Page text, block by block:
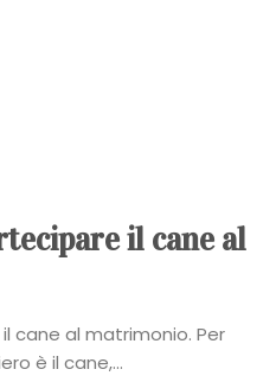
il cane al
cane al matrimonio. Per
è il cane,...